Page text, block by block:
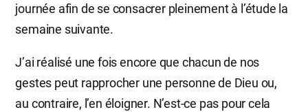
journée afin de se consacrer pleinement à l’étude la
semaine suivante.
J’ai réalisé une fois encore que chacun de nos
gestes peut rapprocher une personne de Dieu ou,
au contraire, l’en éloigner. N’est-ce pas pour cela